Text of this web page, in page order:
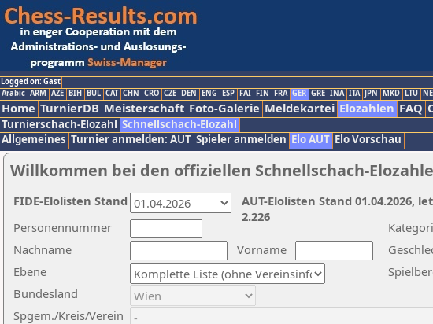
Logged on: Gast
Arabic ARM AZE BIH BUL CAT CHN CRO CZE DEN ENG ESP FAI FIN FRA GER GRE INA ITA JPN MKD LTU
Home TurnierDB Meisterschaft Foto-Galerie Meldekartei Elozahlen FAQ
Turnierschach-Elozahl Schnellschach-Elozahl
Allgemeines Turnier anmelden: AUT Spieler anmelden Elo AUT Elo Vorschau
Willkommen bei den offiziellen Schnellschach-
Nachname
Vorname
Ebene
Personennummer
Bundesland
Spgem./Kreis/Verein
AUT-Elolisten Stand 01.04.2026,
2.226
FIDE-Elolisten Stand